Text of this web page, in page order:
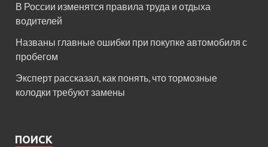
В России изменятся правила труда и отдыха
водителей
Названы главные ошибки при покупке автомобиля с
пробегом
Эксперт рассказал, как понять, что тормозные
колодки требуют замены
ПОИСК